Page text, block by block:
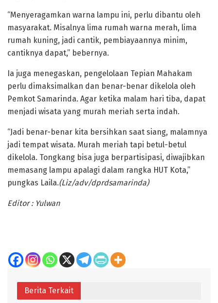
“Menyeragamkan warna lampu ini, perlu dibantu oleh
masyarakat. Misalnya lima rumah warna merah, lima
rumah kuning, jadi cantik, pembiayaannya minim,
cantiknya dapat,” bebernya.
Ia juga menegaskan, pengelolaan Tepian Mahakam
perlu dimaksimalkan dan benar-benar dikelola oleh
Pemkot Samarinda. Agar ketika malam hari tiba, dapat
menjadi wisata yang murah meriah serta indah.
“Jadi benar-benar kita bersihkan saat siang, malamnya
jadi tempat wisata. Murah meriah tapi betul-betul
dikelola. Tongkang bisa juga berpartisipasi, diwajibkan
memasang lampu apalagi dalam rangka HUT Kota,”
pungkas Laila.(Liz/adv/dprdsamarinda)
Editor : Yulwan
Berita Terkait